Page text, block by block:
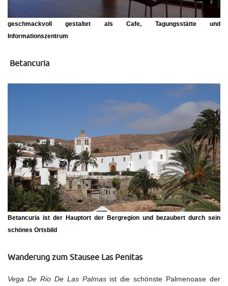
geschmackvoll gestaltet als Cafe, Tagungsstätte und
Informationszentrum
Betancuria
Betancuria ist der Hauptort der Bergregion und bezaubert durch sein
schönes Ortsbild
Wanderung zum Stausee Las Penitas
Vega De Rio De Las Palmasist die schönste Palmenoase der